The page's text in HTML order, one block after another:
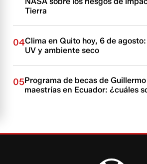
Tierra
04Clima en Quito hoy, 6 de
UV y ambiente seco
05Programa de becas de
maestrías en Ecuador: ¿cuáles